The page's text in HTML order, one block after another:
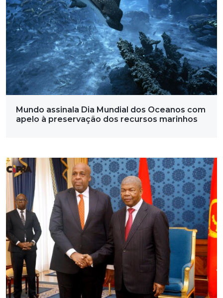
Mundo assinala Dia Mundial dos Oceanos com
apelo à preservação dos recursos marinhos